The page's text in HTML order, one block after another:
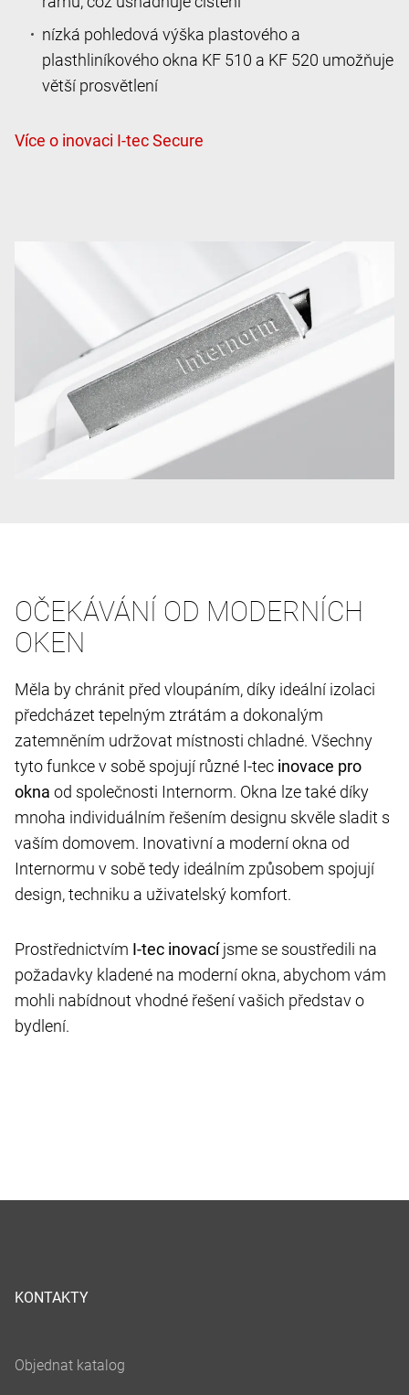
nízká pohledová výška plastového a
plasthliníkového okna KF 510 a KF 520 umožňuje
větší prosvětlení
OČEKÁVÁNÍ OD MODERNÍCH
OKEN
Měla by chránit před vloupáním, díky ideální izolaci
předcházet tepelným ztrátám a dokonalým
zatemněním udržovat místnosti chladné. Všechny
tyto funkce v sobě spojují různé I-tec inovace pro
okna od společnosti Internorm. Okna lze také díky
mnoha individuálním řešením designu skvěle sladit s
vaším domovem. Inovativní a moderní okna od
Internormu v sobě tedy ideálním způsobem spojují
design, techniku a uživatelský komfort.
Prostřednictvím I-tec inovacíjsme se soustředili na
požadavky kladené na moderní okna, abychom vám
mohli nabídnout vhodné řešení vašich představ o
bydlení.
KONTAKTY